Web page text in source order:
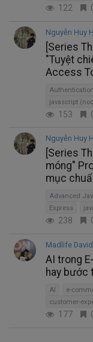
122
Nguyễn Huy
[Series
"Tuyệt
Access
Authentication
javascript
153
Nguyễn Huy
[Series
móng"
mục
Advanced
Express
238
Madlife David
AI trong
hay bước
AI e-
customer-
177